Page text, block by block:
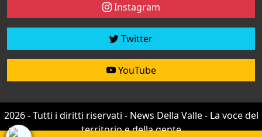
Instagram
Twitter
YouTube
2026 - Tutti i diritti riservati - News Della Valle - La voce del
territorio e della gente